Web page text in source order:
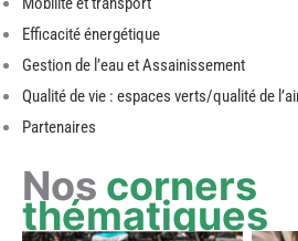
Efficacité énergétique
Gestion de l’eau et Assainissement
Qualité de vie : espaces verts/qualité de
Partenaires
Nos corners
thématiques